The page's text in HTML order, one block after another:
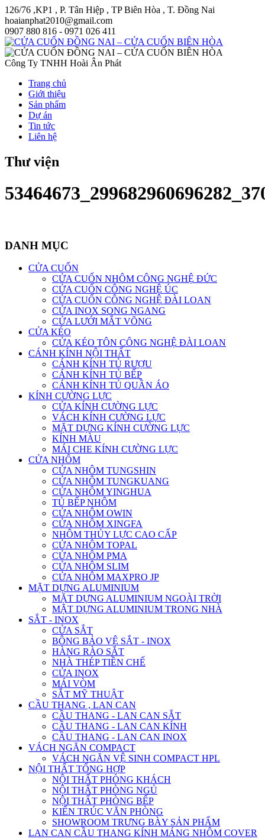
126/76 ,KP1 , P. Tân Hiệp , TP Biên Hòa , T. Đồng Nai
hoaianphat2010@gmail.com
0907 880 816 - 0971 026 411
Công Ty TNHH Hoài Ân Phát
Trang chủ
Giới thiệu
Sản phẩm
Dự án
Tin tức
Liên hệ
Thư viện
DANH MỤC
CỬA CUỐN
CỬA CUỐN NHÔM CÔNG NGHỆ ĐỨC
CỬA CUỐN CÔNG NGHỆ ÚC
CỬA CUỐN CÔNG NGHỆ ĐÀI LOAN
CỬA INOX SONG NGANG
CỬA LƯỚI MẮT VÕNG
CỬA KÉO
CỬA KÉO TÔN CÔNG NGHỆ ĐÀI LOAN
CÁNH KÍNH NỘI THẤT
CÁNH KÍNH TỦ RƯỢU
CÁNH KÍNH TỦ BẾP
CÁNH KÍNH TỦ QUẦN ÁO
KÍNH CƯỜNG LỰC
CỬA KÍNH CƯỜNG LỰC
VÁCH KÍNH CƯỜNG LỰC
MẶT DỰNG KÍNH CƯỜNG LỰC
KÍNH MÀU
MÁI CHE KÍNH CƯỜNG LỰC
CỬA NHÔM
CỬA NHÔM TUNGSHIN
CỬA NHÔM TUNGKUANG
CỬA NHÔM YINGHUA
TỦ BẾP NHÔM
CỬA NHÔM OWIN
CỬA NHÔM XINGFA
NHÔM THỦY LỰC CAO CẤP
CỬA NHÔM TOPAL
CỬA NHÔM PMA
CỬA NHÔM SLIM
CỬA NHÔM MAXPRO JP
MẶT DỰNG ALUMINIUM
MẶT DỰNG ALUMINIUM NGOÀI TRỜI
MẶT DỰNG ALUMINIUM TRONG NHÀ
SẮT - INOX
CỬA SẮT
BÔNG BẢO VỆ SẮT - INOX
HÀNG RÀO SẮT
NHÀ THÉP TIỀN CHẾ
CỬA INOX
MÁI VÒM
SẮT MỸ THUẬT
CẦU THANG , LAN CAN
CẦU THANG - LAN CAN SẮT
CẦU THANG - LAN CAN KÍNH
CẦU THANG - LAN CAN INOX
VÁCH NGĂN COMPACT
VÁCH NGĂN VỆ SINH COMPACT HPL
NỘI THẤT TỔNG HỢP
NỘI THẤT PHÒNG KHÁCH
NỘI THẤT PHÒNG NGỦ
NỘI THẤT PHÒNG BẾP
KIẾN TRÚC VĂN PHÒNG
SHOWROOM TRƯNG BÀY SẢN PHẨM
LAN CAN CẦU THANG KÍNH MÁNG NHÔM COVER